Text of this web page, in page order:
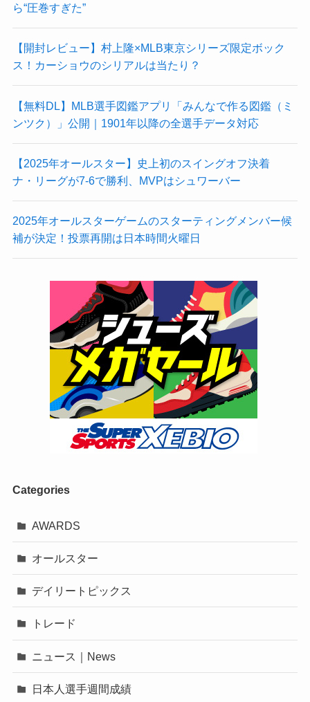
ら“圧巻すぎた”
【開封レビュー】村上隆×MLB東京シリーズ限定ボック
ス！カーショウのシリアルは当たり？
【無料DL】MLB選手図鑑アプリ「みんなで作る図鑑（ミ
ンツク）」公開｜1901年以降の全選手データ対応
【2025年オールスター】史上初のスイングオフ決着
ナ・リーグが7-6で勝利、MVPはシュワーバー
2025年オールスターゲームのスターティングメンバー候
補が決定！投票再開は日本時間火曜日
Categories
AWARDS
オールスター
デイリートピックス
トレード
ニュース｜News
日本人選手週間成績